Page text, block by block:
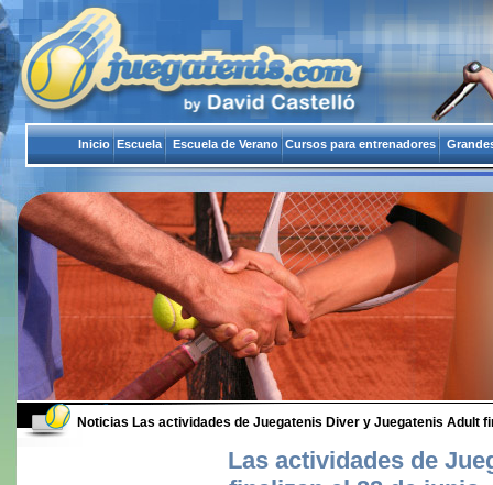
Inicio Escuela Escuela de Verano Cursos para entrenadores
Noticias Las actividades de Juegatenis Diver y Juegatenis Adult
Las actividades de